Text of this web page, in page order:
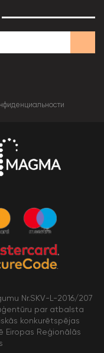
Nr.SKV-L-2016/207
par atbalsta
konkurētspējas
Eiropas Reģionālās